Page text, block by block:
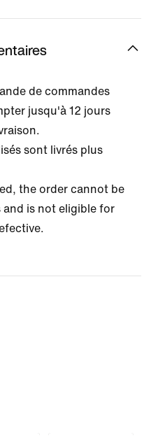
de commandes
jusqu'à 12 jours
sont livrés plus
the order cannot be
and is not eligible for